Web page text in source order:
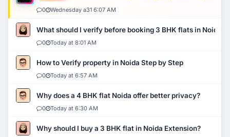
0 Wednesday a31 6:07 AM
What should I verify before booking 3 BHK flats in Noida?
0 Today at 8:01 AM
How to Verify property in Noida Step by Step
0 Today at 6:57 AM
Why does a 4 BHK flat Noida offer better privacy?
0 Today at 6:30 AM
Why should I buy a 3 BHK flat in Noida Extension?